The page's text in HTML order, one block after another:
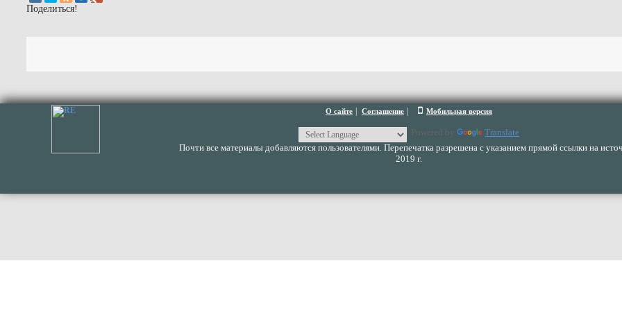
Поделиться!
О сайте Соглашение Мобильная версия
Powered by
Translate
Почти все материалы добавляются пользователями. Перепечатка разрешена с указанием прямой ссылки на
2019 г.